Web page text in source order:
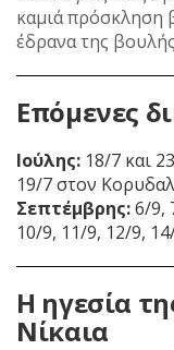
καμιά πρόσκληση
έδρανα της
Επόμενες
Ιούλης: 18/7 και
19/7 στον
Σεπτέμβρης:6/9,
10/9, 11/9, 12/9,
Η ηγεσία
Νίκαια